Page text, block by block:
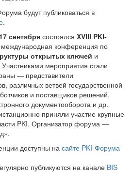
будут публиковаться в
.
сентября состоялся XVIII PKI-
конференция по
открытых ключей и
Участниками мероприятия стали
— представители
различных ветвей государственной
и поставщиков решений,
документооборота и др.
приняли участие крупные
PKI. Организатор форума —
доступны на сайте PKI-Форума
публикуются на канале BIS